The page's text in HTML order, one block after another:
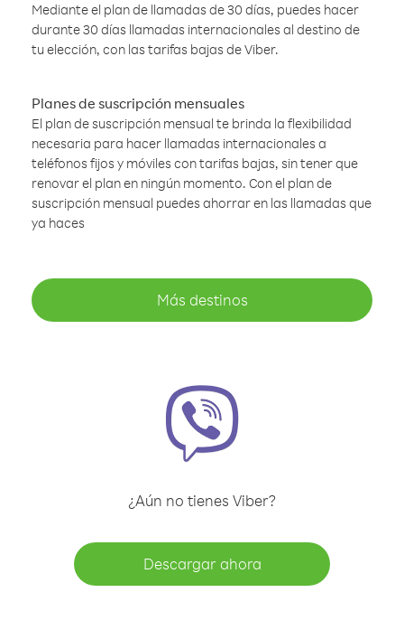
Mediante el plan de llamadas de 30 días, puedes hacer
durante 30 días llamadas internacionales al destino de
tu elección, con las tarifas bajas de Viber.
Planes de suscripción mensuales
El plan de suscripción mensual te brinda la flexibilidad
necesaria para hacer llamadas internacionales a
teléfonos fijos y móviles con tarifas bajas, sin tener que
renovar el plan en ningún momento. Con el plan de
suscripción mensual puedes ahorrar en las llamadas que
ya haces
Más destinos
¿Aún no tienes Viber?
Descargar ahora